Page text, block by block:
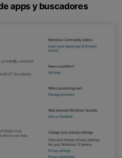
apps y buscadores